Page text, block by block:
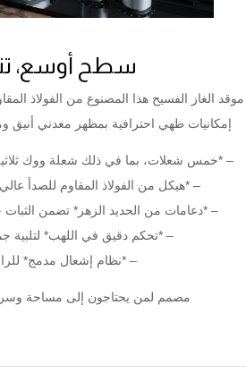
سطح أوسع،
إمكانيات طهي احترافية بمظهر معدني
– *خمس شعلات، بما في ذلك شعلة ووك
– *هيكل من الفولاذ المقاوم للصدأ عالي
– *دعامات من الحديد الزهر* تضمن الثبات
– *تحكم دقيق في اللهب* لتلبية
– *نظام إشعال مدمج*
مصمم لمن يحتاجون إلى مساحة